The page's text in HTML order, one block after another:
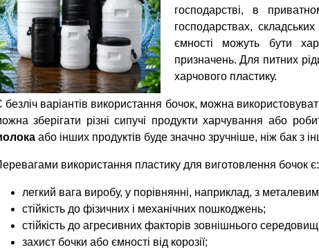
господарстві, в
господарствах,
ємності можуть бути
призначень. Для питних
харчового пластику.
безліч варіантів використання бочок, можна
зберігати різні сипучі продукти харчування або
або інших продуктів буде значно зручніше, ніж бак з
використання пластику для виготовлення бочок є:
легкий вага виробу, у порівнянні, наприклад, з
стійкість до фізичних і механічних пошкоджень;
стійкість до агресивних факторів зовнішнього
захист бочки або ємності від корозії;